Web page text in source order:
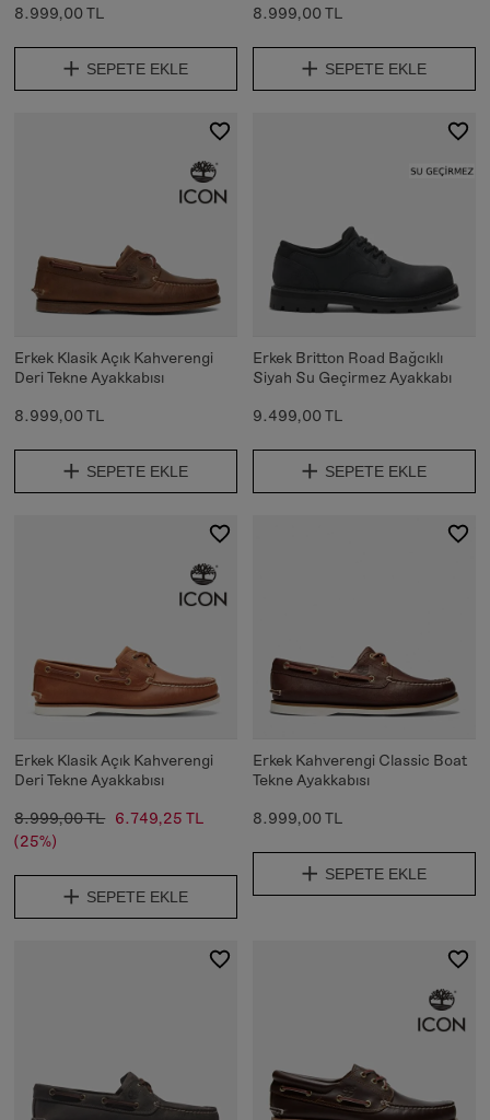
8.999,00 TL
SEPETE EKLE
8.999,00 TL
SEPETE EKLE
Erkek Klasik Açık Kahverengi
Deri Tekne Ayakkabısı
8.999,00 TL
SEPETE EKLE
Erkek Britton Road Bağcıklı
Siyah Su Geçirmez Ayakkabı
9.499,00 TL
SEPETE EKLE
Erkek Klasik Açık Kahverengi
Deri Tekne Ayakkabısı
8.999,00 TL 6.749,25 TL
(25%)
SEPETE EKLE
Erkek Kahverengi Classic Boat
Tekne Ayakkabısı
8.999,00 TL
SEPETE EKLE